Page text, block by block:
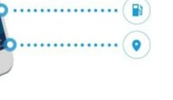
LEJ EN
LEJ EN
CRAFTER